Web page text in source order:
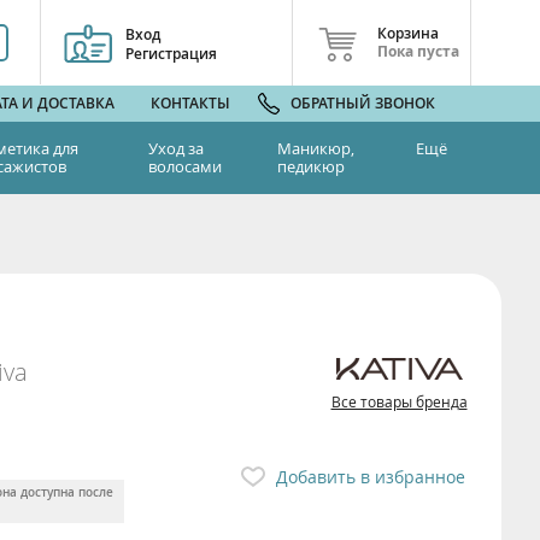
Вход
Регистрация
Корзина
Пока пуста
И ДОСТАВКА КОНТАКТЫ ОБРАТНЫЙ ЗВОНОК
для
Уход за
волосами
Маникюр,
педикюр
Ещё
Все товары бренда
Добавить в избранное
доступна после